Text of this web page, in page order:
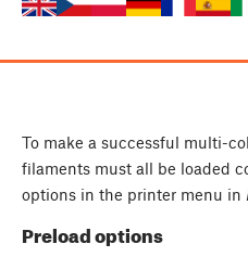
To make a successful multi-
filaments must all be loaded
options in the printer menu in
Preload options